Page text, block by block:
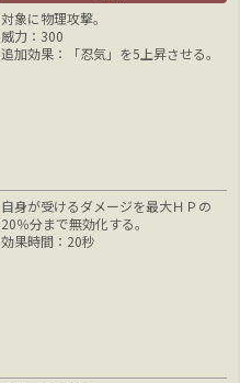
対象に物理攻撃。
威力：300
追加効果：「忍気」を5上昇させる。
自身が受けるダメージを最大ＨＰの
20％分まで無効化する。
効果時間：20秒